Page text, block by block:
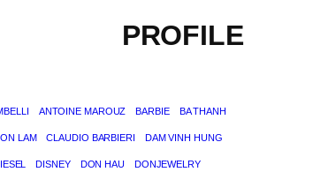
PROFILE
ANTOINE MAROUZ BARBIE BA THANH
LAM CLAUDIO BARBIERI DAM VINH HUNG
DISNEY DON HAU DONJEWELRY